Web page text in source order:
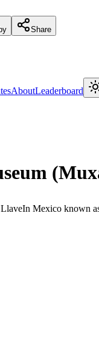
Share
AboutLeaderboard
In Mexico known